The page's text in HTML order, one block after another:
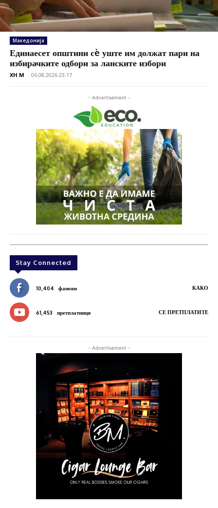
Македонија
Единаесет општини сè уште им должат пари на
избирачките одбори за ланските избори
XH M - 06.08.2026 23:17
- Advertisement -
Stay Connected
10,404 фанови КАКО
61,453 претплатници СЕ ПРЕТПЛАТИТЕ
- Advertisement -